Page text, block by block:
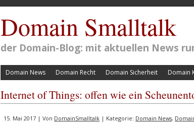
Domain Smalltalk
der Domain-Blog: mit aktuellen News
Domain News Domain Recht Domain Sicherheit Domain
Internet of Things: offen wie ein
15. Mai 2017 | Von DomainSmalltalk | Kategorie: Domain News,